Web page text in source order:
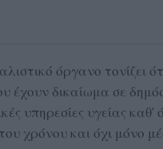
όργανο τονίζει
έχουν δικαίωμα σε
υπηρεσίες υγείας καθ'
χρόνου και όχι μόνο